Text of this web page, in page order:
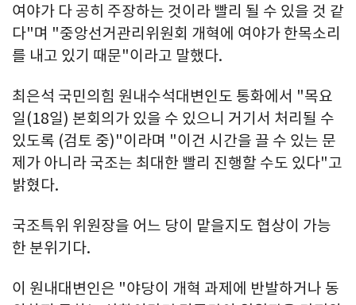
여야가 다 공히 주장하는 것이라 빨리 될 수 있을 것 같
다"며 "중앙선거관리위원회 개혁에 여야가 한목소리
를 내고 있기 때문"이라고 말했다.
최은석 국민의힘 원내수석대변인도 통화에서 "목요
일(18일) 본회의가 있을 수 있으니 거기서 처리될 수
있도록 (검토 중)"이라며 "이건 시간을 끌 수 있는 문
제가 아니라 국조는 최대한 빨리 진행할 수도 있다"고
밝혔다.
국조특위 위원장을 어느 당이 맡을지도 협상이 가능
한 분위기다.
이 원내대변인은 "야당이 개혁 과제에 반발하거나 동